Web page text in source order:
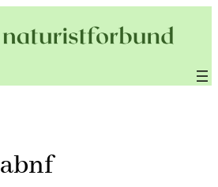
abnf